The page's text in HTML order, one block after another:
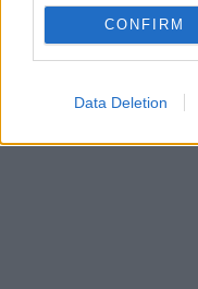
CONFIRM
Data Deletion